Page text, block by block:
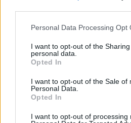
Please note that this website/app
not limited to your visit or usage
grant or deny consent to Google
use your data for below specified
consent section.
Personal Data Processing Opt
I want to opt-out of the
personal data.
Opted In
I want to opt-out of the Sale of
Personal Data.
Opted In
I want to opt-out of processing